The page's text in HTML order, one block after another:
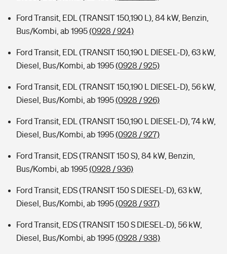
Ford Transit, EDL (TRANSIT 150,190 L), 84 kW, Benzin,
Bus/Kombi, ab 1995(0928 / 924)
Ford Transit, EDL (TRANSIT 150,190 L DIESEL-D), 63 kW,
Diesel, Bus/Kombi, ab 1995(0928 / 925)
Ford Transit, EDL (TRANSIT 150,190 L DIESEL-D), 56 kW,
Diesel, Bus/Kombi, ab 1995(0928 / 926)
Ford Transit, EDL (TRANSIT 150,190 L DIESEL-D), 74 kW,
Diesel, Bus/Kombi, ab 1995(0928 / 927)
Ford Transit, EDS (TRANSIT 150 S), 84 kW, Benzin,
Bus/Kombi, ab 1995(0928 / 936)
Ford Transit, EDS (TRANSIT 150 S DIESEL-D), 63 kW,
Diesel, Bus/Kombi, ab 1995(0928 / 937)
Ford Transit, EDS (TRANSIT 150 S DIESEL-D), 56 kW,
Diesel, Bus/Kombi, ab 1995(0928 / 938)